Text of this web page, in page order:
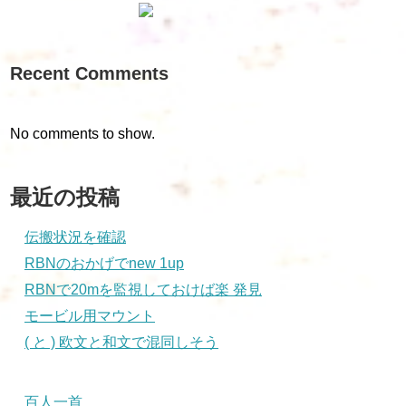
Recent Comments
No comments to show.
最近の投稿
伝搬状況を確認
RBNのおかげでnew 1up
RBNで20mを監視しておけば楽 発見
モービル用マウント
( と ) 欧文と和文で混同しそう
百人一首